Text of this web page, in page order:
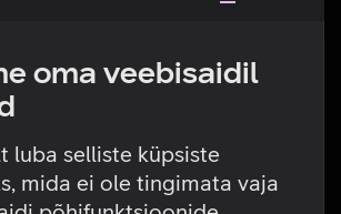
oma veebisaidil
luba selliste küpsiste
mida ei ole tingimata vaja
viga